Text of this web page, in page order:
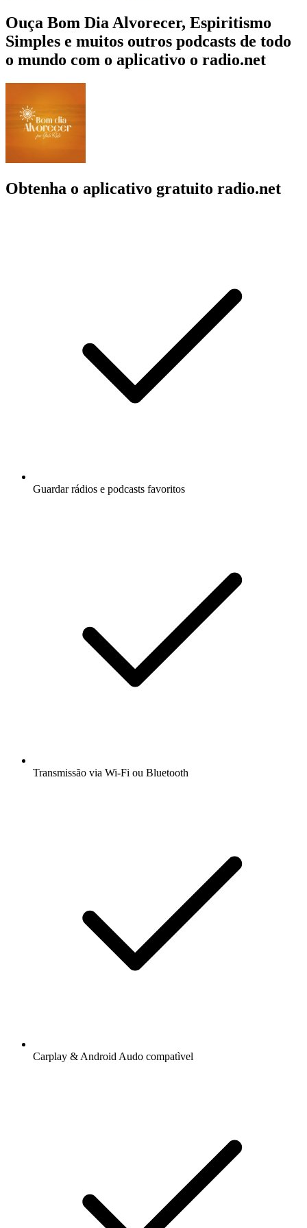
Ouça Bom Dia Alvorecer, Espiritismo
Simples e muitos outros podcasts de todo
o mundo com o aplicativo o radio.net
Obtenha o aplicativo gratuito radio.net
Guardar rádios e podcasts favoritos
Transmissão via Wi-Fi ou Bluetooth
Carplay & Android Audo compatìvel